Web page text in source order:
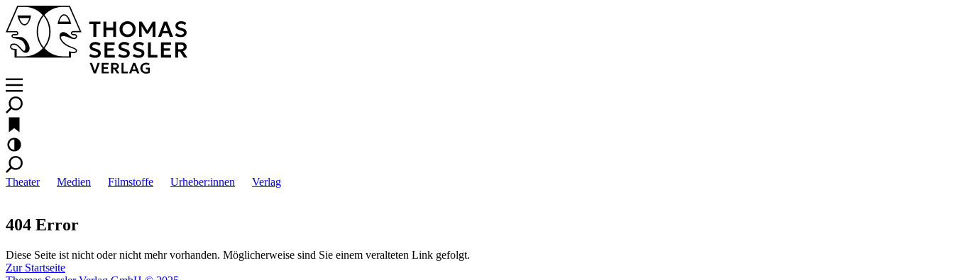
Theater Medien Filmstoffe Urheber:innen Verlag
404 Error
Diese Seite ist nicht oder nicht mehr vorhanden. Möglicherweise sind Sie einem veralteten Link gefolgt.
Zur Startseite